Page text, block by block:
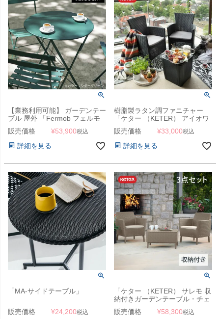
【業務利用可能】 ガーデンテー
ブル 屋外 「Fermob フェルモ
ブ ビストロ ラウンドテーブル
60」
販売価格 ¥53,900税込
詳細を見る
樹脂製ラタン調ファニチャー
「ケター （KETER） アイオワ
バルコニー3点セット（IOWA
BALCONY SET 139890）」
販売価格 ¥33,000税込
詳細を見る
「MA-サイドテーブル」
販売価格 ¥24,200税込
「ケター （KETER） サレモ 収
納付きガーデンテーブル・チェ
ア 3点セット GP155302・
CC155319」
販売価格 ¥58,300税込